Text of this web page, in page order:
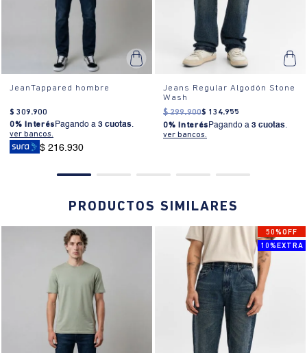
¿Cómo se usa?: Ideal para eventos casuales, salidas con amigos o
un día relajado en la oficina.
JeanTappared hombre
$ 309.900
0% Interés Pagando a 3 cuotas.
ver bancos.
$ 216.930
Jeans Regular Algodón Stone
Wash
$ 299.900$ 134.955
0% Interés Pagando a 3 cuotas.
ver bancos.
PRODUCTOS SIMILARES
50%OFF
10%EXTRA